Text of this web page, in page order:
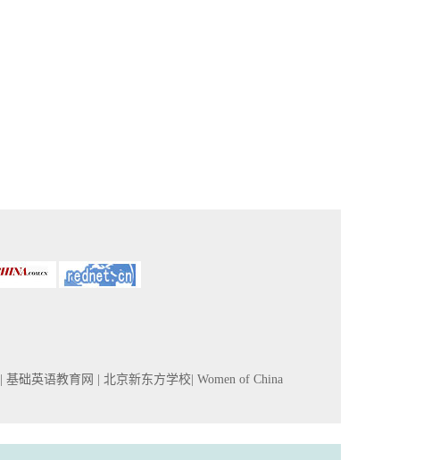
| 基础英语教育网 | 北京新东方学校| Women of China